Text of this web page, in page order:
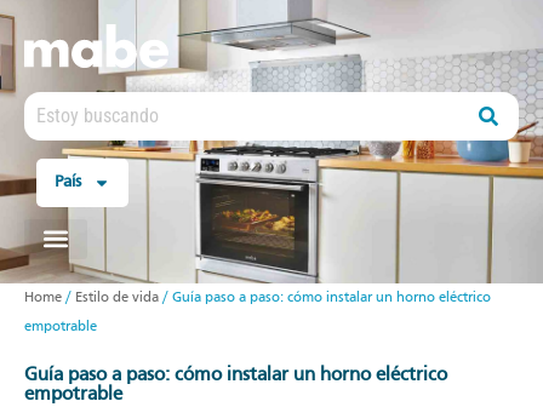
País
Home / Estilo de vida / Guía paso a paso: cómo instalar un horno eléctrico
empotrable
guía paso a paso: cómo instalar un horno eléctrico
empotrable